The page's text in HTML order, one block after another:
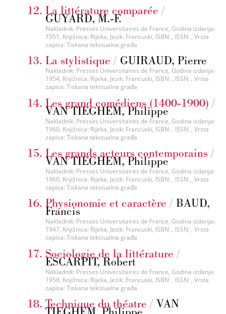
La littérature comparée /
GUYARD, M.-F.
Nakladnik: Presses Universitaires de France, Godina izdanja:
1951, Knjižnica: Rijeka, Jezik: Francuski, ISBN: , ISSN: , Vrsta
zapisa: Tiskana tekstualna građa
La stylistique / GUIRAUD, Pierre
Nakladnik: Presses Universitaires de France, Godina izdanja:
1954, Knjižnica: Rijeka, Jezik: Francuski, ISBN: , ISSN: , Vrsta
zapisa: Tiskana tekstualna građa
Les grand comédiens (1400-1900) /
VAN TIEGHEM, Philippe
Nakladnik: Presses Universitaires de France, Godina izdanja:
1960, Knjižnica: Rijeka, Jezik: Francuski, ISBN: , ISSN: , Vrsta
zapisa: Tiskana tekstualna građa
Les grands acteurs contemporains /
VAN TIEGHEM, Philippe
Nakladnik: Presses Universitaires de France, Godina izdanja:
1960, Knjižnica: Rijeka, Jezik: Francuski, ISBN: , ISSN: , Vrsta
zapisa: Tiskana tekstualna građa
Physionomie et caractère / BAUD,
Francis
Nakladnik: Presses Universitaires de France, Godina izdanja:
1947, Knjižnica: Rijeka, Jezik: Francuski, ISBN: , ISSN: , Vrsta
zapisa: Tiskana tekstualna građa
Sociologie de la littérature /
ESCARPIT, Robert
Nakladnik: Presses Universitaires de France, Godina izdanja:
1958, Knjižnica: Rijeka, Jezik: Francuski, ISBN: , ISSN: , Vrsta
zapisa: Tiskana tekstualna građa
Technique du théatre / VAN